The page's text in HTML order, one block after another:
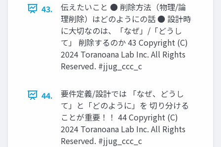
43.
伝えたいこと ● 削除方法（物理/論
理削除）はどのようにの話 ● 設計時
に大切なのは、「なぜ」/「どうし
て」 削除するのか 43 Copyright (C)
2024 Toranoana Lab Inc. All Rights
Reserved. #jjug_ccc_c
44.
要件定義/設計では 「なぜ、どうし
て」と「どのように」を 切り分ける
ことが重要！！ 44 Copyright (C)
2024 Toranoana Lab Inc. All Rights
Reserved. #jjug_ccc_c